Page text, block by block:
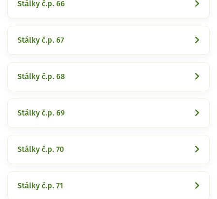
Stálky č.p. 66
Stálky č.p. 67
Stálky č.p. 68
Stálky č.p. 69
Stálky č.p. 70
Stálky č.p. 71